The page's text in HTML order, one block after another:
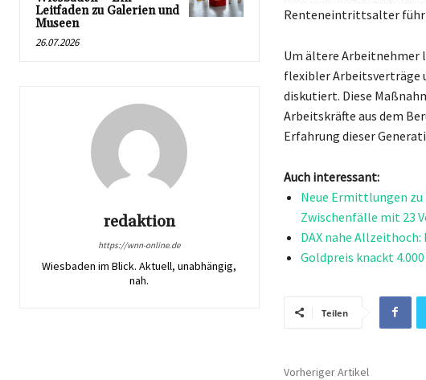
Leitfaden zu Galerien und
Museen
26.07.2026
redaktion
https://wnn-online.de
Wiesbaden im Blick. Aktuell, unabhängig,
nah.
Renteneintrittsalter
Um ältere Arbeitnehmer
flexibler Arbeitsverträge
diskutiert. Diese
Arbeitskräfte aus dem
Erfahrung dieser
Auch interessant:
Neue Ermittlungen zu
Zwischenfälle mit 23
DAX nahe
Goldpreis knackt
Teilen
Vorheriger Artikel